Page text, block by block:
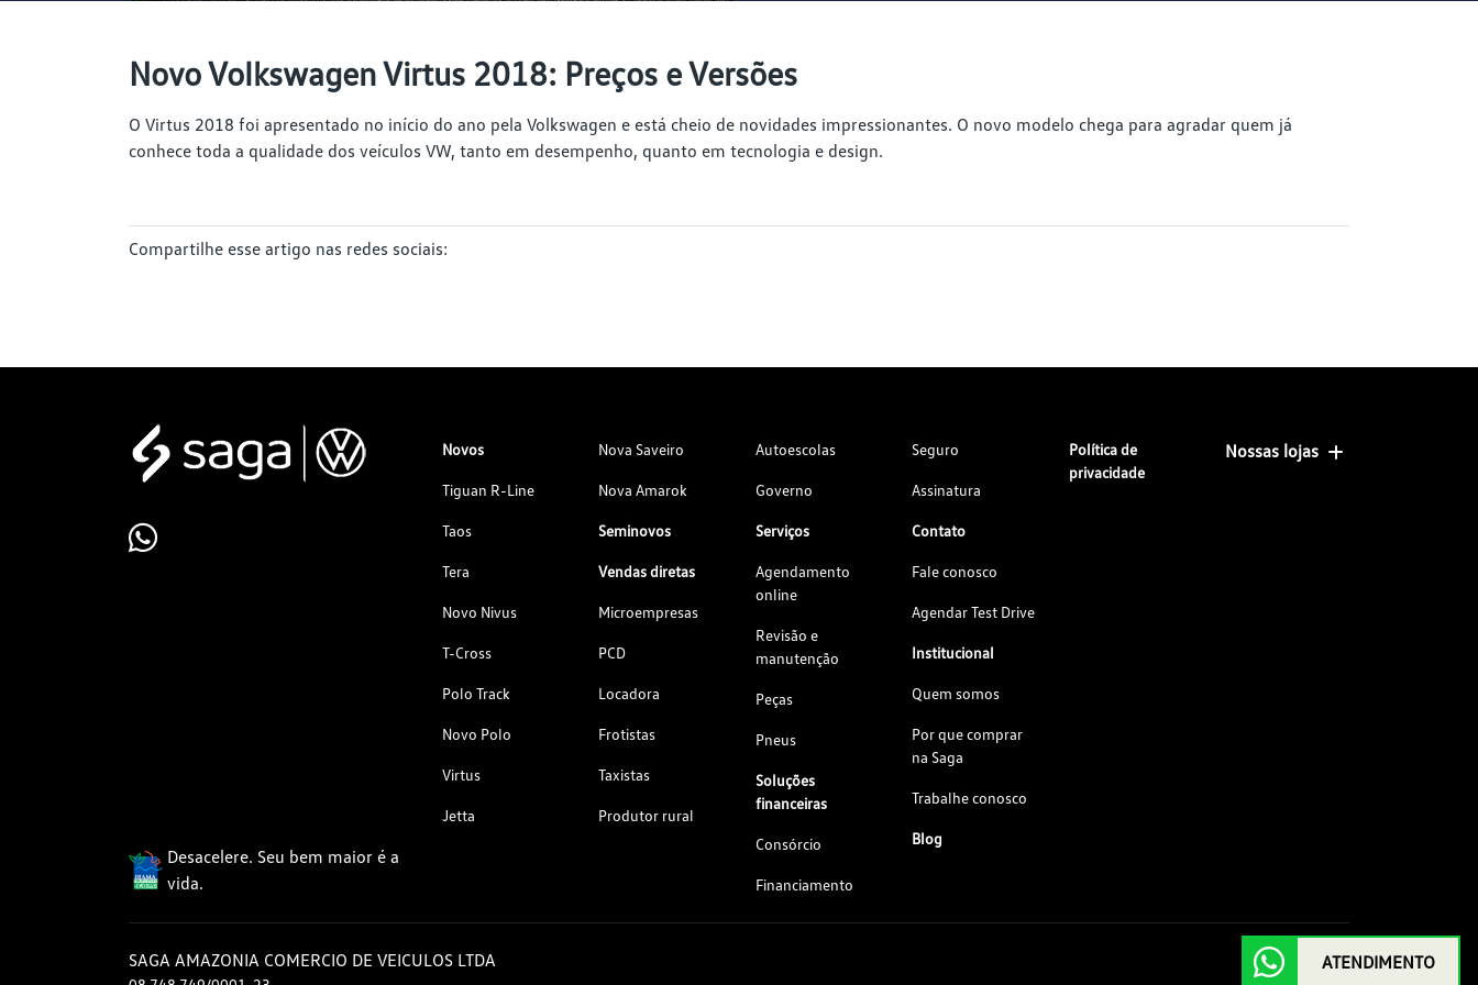
Novo Volkswagen Virtus 2018: Preços e Versões
O Virtus 2018 foi apresentado no início do ano pela Volkswagen e está cheio de novidades impressionantes. O novo modelo chega para agradar quem já
conhece toda a qualidade dos veículos VW, tanto em desempenho, quanto em tecnologia e design.
Compartilhe esse artigo nas redes sociais:
Desacelere. Seu bem maior é a
vida.
Novos
Tiguan R-Line
Taos
Tera
Novo Nivus
T-Cross
Polo Track
Novo Polo
Virtus
Jetta
Nova Saveiro
Nova Amarok
Seminovos
Vendas diretas
Microempresas
PCD
Locadora
Frotistas
Taxistas
Produtor rural
Autoescolas
Governo
Serviços
Agendamento
online
Revisão e
manutenção
Peças
Pneus
Soluções
financeiras
Consórcio
Financiamento
Seguro
Assinatura
Contato
Fale conosco
Agendar Test Drive
Institucional
Quem somos
Por que comprar
na Saga
Trabalhe conosco
Blog
Política de
privacidade
Nossas lojas
SAGA AMAZONIA COMERCIO DE VEICULOS LTDA ATENDIMENTO